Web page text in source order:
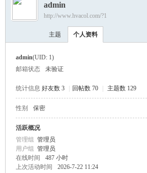
›
admin
http://www.hvacol.com/?1
主题 个人资料
admin(UID: 1)
邮箱状态
未验证
统计信息 好友数 3 回帖数 70 主题数 129
性别 保密
活跃概况
管理组 管理员
用户组 管理员
在线时间
487 小时
上次活动时间
2026-7-22 11:24